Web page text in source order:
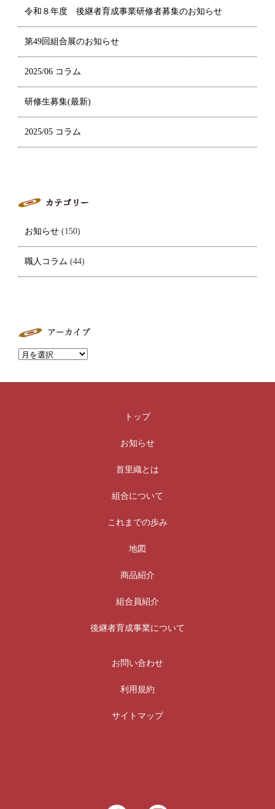
令和８年度 後継者育成事業研修者募集のお知らせ
第49回組合展のお知らせ
2025/06 コラム
研修生募集(最新)
2025/05 コラム
お知らせ (150)
職人コラム (44)
トップ
お知らせ
首里織とは
組合について
これまでの歩み
地図
商品紹介
組合員紹介
後継者育成事業について
お問い合わせ
利用規約
サイトマップ